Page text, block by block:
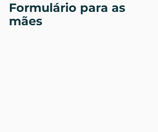
Formulário para as
mães